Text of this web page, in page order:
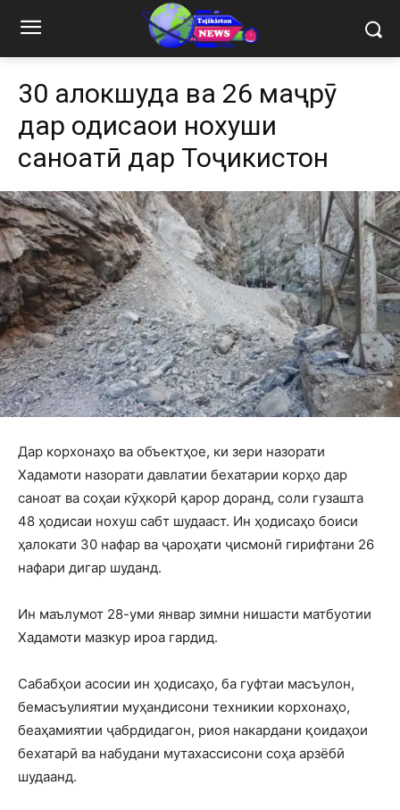
30 ҳалокшуда ва 26 маҷрӯҳ
дар ҳодисаҳои нохуши
саноатӣ дар Тоҷикистон
Дар корхонаҳо ва объектҳое, ки зери назорати
Хадамоти назорати давлатии бехатарии корҳо дар
саноат ва соҳаи кӯҳкорӣ қарор доранд, соли гузашта
48 ҳодисаи нохуш сабт шудааст. Ин ҳодисаҳо боиси
ҳалокати 30 нафар ва ҷароҳати ҷисмонӣ гирифтани 26
нафари дигар шуданд.
Ин маълумот 28-уми январ зимни нишасти матбуотии
Хадамоти мазкур ироа гардид.
Сабабҳои асосии ин ҳодисаҳо, ба гуфтаи масъулон,
бемасъулиятии муҳандисони техникии корхонаҳо,
беаҳамиятии ҷабрдидагон, риоя накардани қоидаҳои
бехатарӣ ва набудани мутахассисони соҳа арзёбӣ
шудаанд.